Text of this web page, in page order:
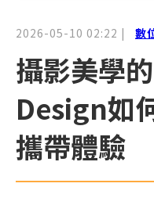
2026-05-10 02:22 | 數
攝影美學
Design如
攜帶體驗